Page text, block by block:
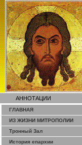
АННОТАЦИИ
ГЛАВНАЯ
ИЗ ЖИЗНИ МИТРОПОЛИИ
Тронный Зал
История епархии